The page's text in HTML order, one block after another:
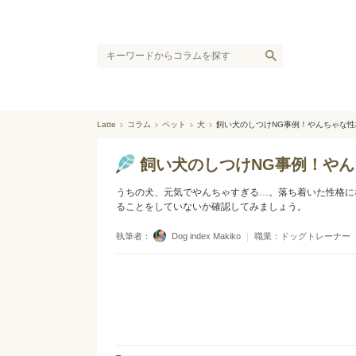
Latte コラム ペット 犬 飼い犬のしつけNG事例！やんちゃな
飼い犬のしつけNG事例！や
うちの犬、元気でやんちゃすぎる…。落ち着いた性格
ることをしていないか確認してみましょう。
執筆者： Dog index Makiko ｜ 職業：ドッグトレーナー